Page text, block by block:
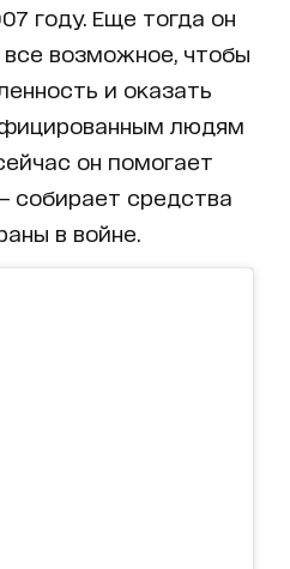
году. Еще тогда он
возможное, чтобы
и оказать
людям
он помогает
собирает средства
в войне.